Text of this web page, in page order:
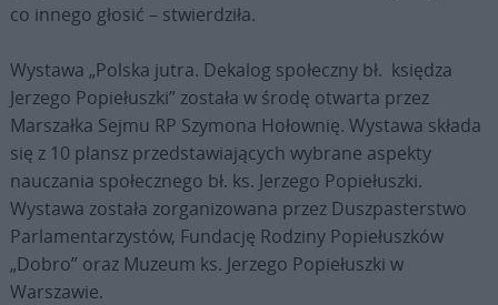
co innego głosić – stwierdziła.
Wystawa „Polska jutra. Dekalog społeczny bł. księdza
Jerzego Popiełuszki” została w środę otwarta przez
Marszałka Sejmu RP Szymona Hołownię. Wystawa składa
się z 10 plansz przedstawiających wybrane aspekty
nauczania społecznego bł. ks. Jerzego Popiełuszki.
Wystawa została zorganizowana przez Duszpasterstwo
Parlamentarzystów, Fundację Rodziny Popiełuszków
„Dobro” oraz Muzeum ks. Jerzego Popiełuszki w
Warszawie.